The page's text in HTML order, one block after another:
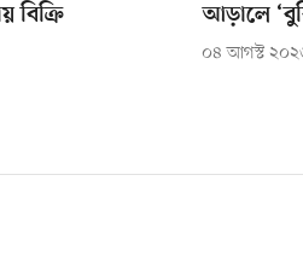
বিক্রি
আড়ালে
০৪ আগস্ট